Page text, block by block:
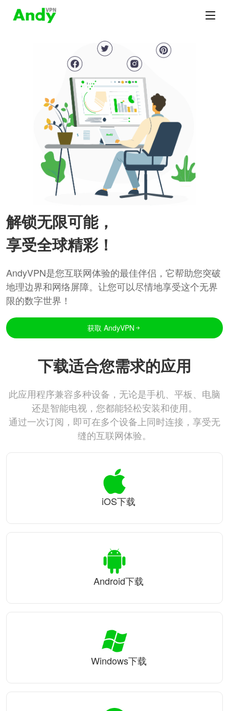
解锁无限可能，
享受全球精彩！
AndyVPN是您互联网体验的最佳伴侣，它帮助您突破
地理边界和网络屏障。让您可以尽情地享受这个无界
限的数字世界！
获取 AndyVPN
下载适合您需求的应用
此应用程序兼容多种设备，无论是手机、平板、电脑
还是智能电视，您都能轻松安装和使用。
通过一次订阅，即可在多个设备上同时连接，享受无
缝的互联网体验。
iOS下载
Android下载
Windows下载